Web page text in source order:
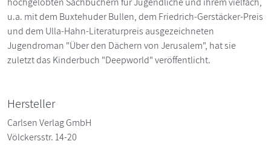
u.a. mit dem Buxtehuder Bullen, dem Friedrich-Gerstäcker-Preis
und dem Ulla-Hahn-Literaturpreis ausgezeichneten
Jugendroman "Über den Dächern von Jerusalem", hat sie
zuletzt das Kinderbuch "Deepworld" veröffentlicht.
Hersteller
Carlsen Verlag GmbH
Völckersstr. 14-20